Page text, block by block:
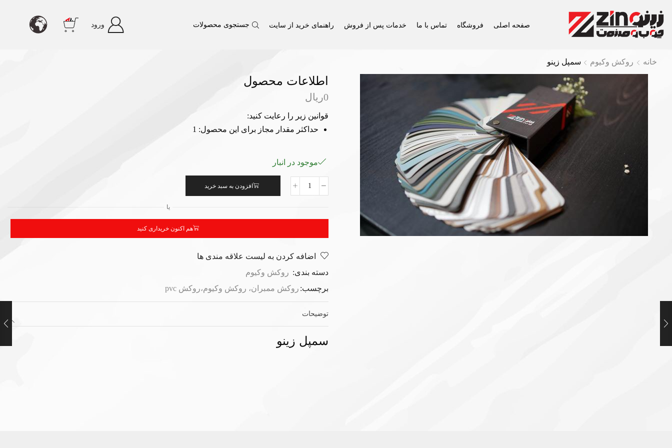
صفحه اصلی فروشگاه تماس با ما خدمات پس از فروش راهنمای خرید از سایت جستجوی محصولات ورود
خانه روکش وکیوم سمپل زینو
اطلاعات محصول
0ریال
قوانین زیر را رعایت کنید:
حداکثر مقدار مجاز برای این محصول: 1
موجود در انبار
افزودن به سبد خرید
یا
هم اکنون خریداری کنید
اضافه کردن به لیست علاقه مندی ها
دسته بندی: روکش وکیوم
برچسب: روکش ممبران، روکش وکیوم،روکش pvc
توضیحات
سمپل زینو